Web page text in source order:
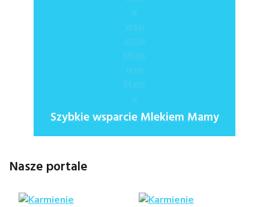
Szybkie wsparcie Mlekiem Mamy
Nasze portale